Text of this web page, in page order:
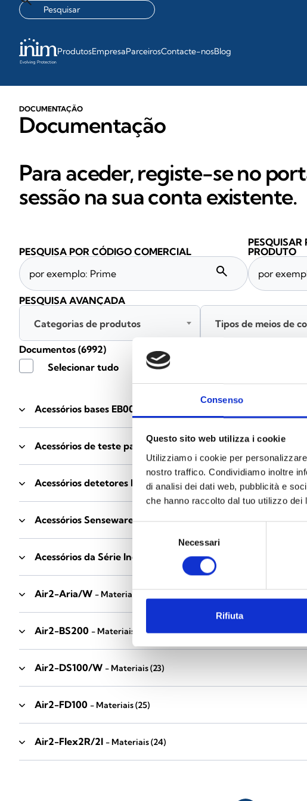
Consenso
Questo sito web utilizza i cookie
Utilizziamo i cookie per
nostro traffico. Condividiamo inoltre
di analisi dei dati web, pubblicità e
che hanno raccolto dal tuo utilizzo dei
consenso
Necessari
Rifiuta
ProdutosEmpresaParceirosContacte-nosBlog
DOCUMENTAÇÃO
Documentação
Para aceder, registe-se no
sessão na sua conta existente.
Acessórios bases EB00
Acessórios de teste para detetores
Acessórios detetores Enea - Materiais(35)
Acessórios Senseware - Materiais(2)
Acessórios da Série Industrial - Materiais(17)
Air2-Aria/W - Materiais
Air2-BS200 - Materiais (34)
Air2-DS100/W - Materiais(23)
Air2-FD100 - Materiais(25)
Air2-Flex2R/2I - Materiais(24)
Documentos (6992)
Selecionar tudo
PESQUISA POR CÓDIGO COMERCIAL
search
PESQUISAR
PRODUTO
PESQUISA AVANÇADA
Categorias de produtos
Tipos de meios de